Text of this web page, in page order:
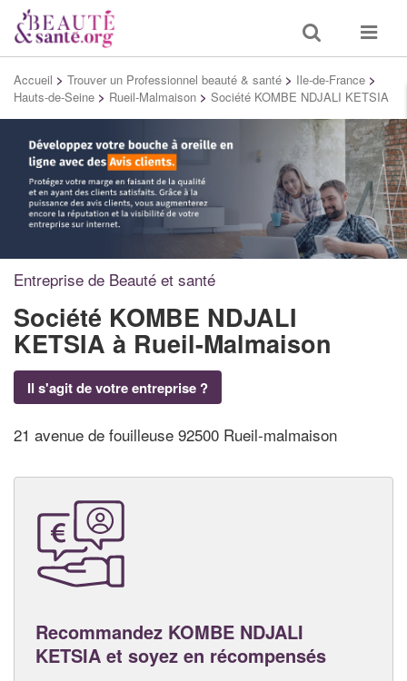
Toggle
search
Toggle
Accueil > Trouver un Professionnel beauté & santé > Ile-de-France >
Hauts-de-Seine > Rueil-Malmaison > Société KOMBE NDJALI KETSIA
Entreprise de Beauté et santé
Société KOMBE NDJALI
KETSIA à Rueil-Malmaison
Il s'agit de votre entreprise ?
21 avenue de fouilleuse 92500 Rueil-malmaison
Recommandez KOMBE NDJALI
KETSIA et soyez en récompensés